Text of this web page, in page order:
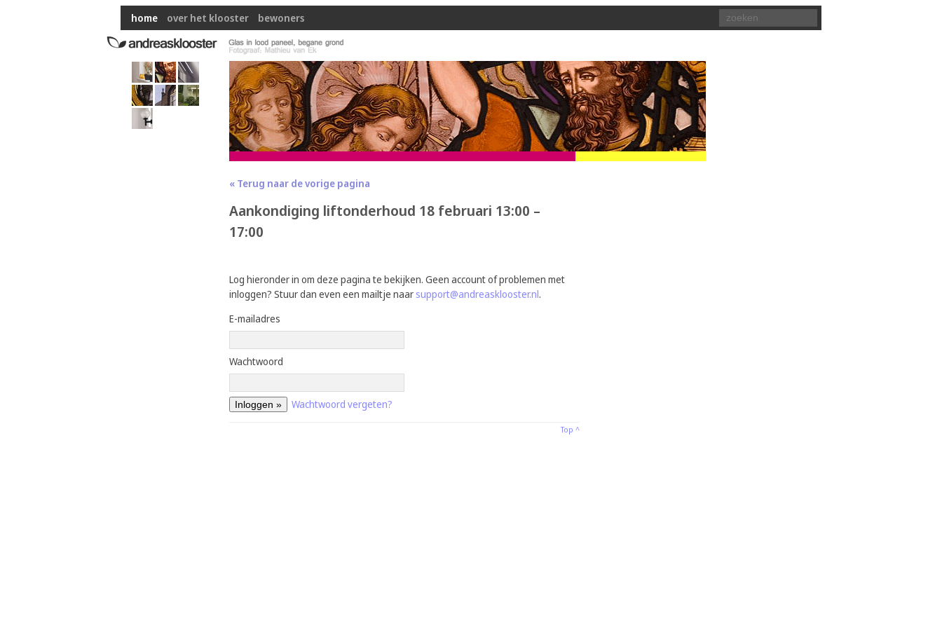
home over het klooster bewoners
« Terug naar de vorige pagina
Aankondiging liftonderhoud 18 februari 13:00 –
17:00
Log hieronder in om deze pagina te bekijken. Geen account of problemen met
inloggen? Stuur dan even een mailtje naar support@andreasklooster.nl.
E-mailadres
Wachtwoord
Wachtwoord vergeten?
Top ^